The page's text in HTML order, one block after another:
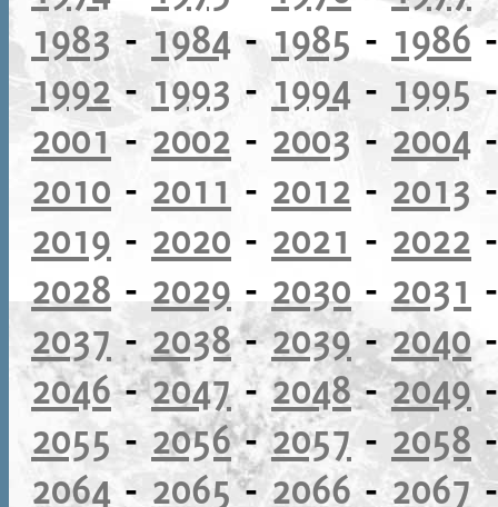
1983 -1984 - 1985 - 1986
1992- 1993 - 1994 - 1995
2001 - 2002 - 2003 - 2004
2010 - 2011 - 2012 - 2013
2019 - 2020 - 2021 - 2022
2028 - 2029 - 2030 - 2031
2037 - 2038-2039-2040
2046-2047- 2048-2049
2055 - 2056-2057 - 2058
2064 - 2065-2066-2067